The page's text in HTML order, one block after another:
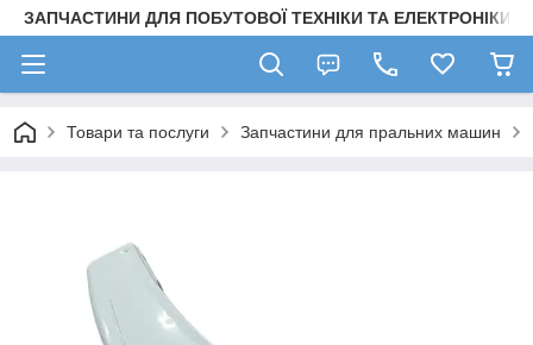
ЗАПЧАСТИНИ ДЛЯ ПОБУТОВОЇ ТЕХНІКИ ТА ЕЛЕКТРОНІКИ
Товари та послуги Запчастини для пральних машин